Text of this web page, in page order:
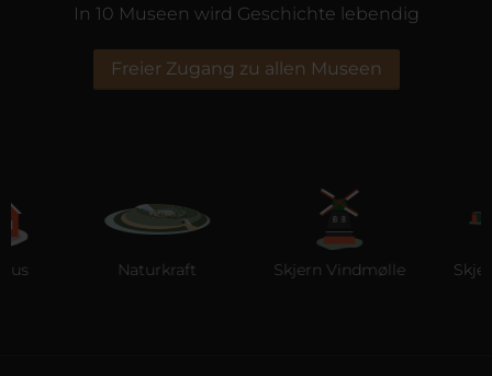
In 10 Museen wird Geschichte lebendig
Freier Zugang zu allen Museen
Naturkraft Skjern Vindmølle Skjern